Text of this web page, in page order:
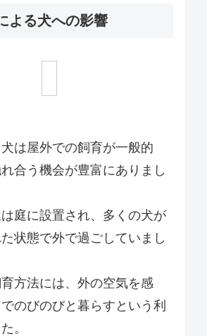
よる犬への影響
は屋外での飼育が一般的
合う機会が豊富にありまし
庭に設置され、多くの犬が
状態で外で過ごしていまし
方法には、外の空気を感
のびのびと暮らすという利
。